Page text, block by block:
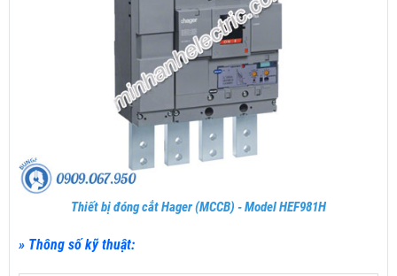
Thiết bị đóng cắt Hager (MCCB) - Model HEF981H
» Thông số kỹ thuật: